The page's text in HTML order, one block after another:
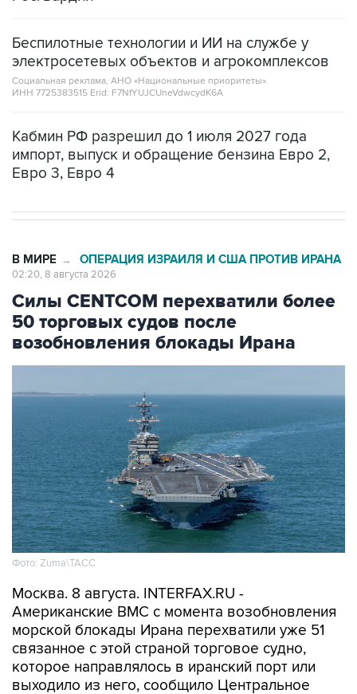
Беспилотные технологии и ИИ на службе у
Социальная реклама, АНО «Национальные приоритеты».
ИНН 7725383515 Erid: F7NfYUJCUneVdwcydK6A
Кабмин РФ разрешил до 1 июля 2027 года
Евро 3, Евро 4
Силы CENTCOM перехватили более
50 торговых судов после
возобновления блокады Ирана
Фото: Zuma\ТАСС
Москва. 8 августа. INTERFAX.RU -
морской блокады Ирана перехватили уже 51
связанное с этой страной торговое судно,
которое направлялось в иранский порт или
выходило из него, сообщило Центральное
командование ВС США на Ближнем Востоке
(CENTCOM).